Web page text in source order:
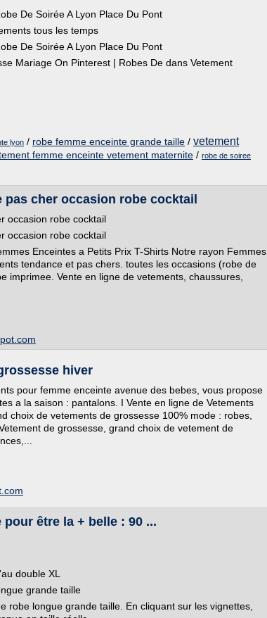
De Soirée A Lyon Place Du Pont
tous les temps
De Soirée A Lyon Place Du Pont
Mariage On Pinterest | Robes De dans Vetement
lyon / robe femme enceinte grande taille / vetement
femme enceinte vetement maternite / robe de soiree
pas cher occasion robe cocktail
occasion robe cocktail
occasion robe cocktail
Enceintes a Petits Prix T-Shirts Notre rayon Femmes
tendance et pas chers. toutes les occasions (robe de
imprimee. Vente en ligne de vetements, chaussures,
hiver
pour femme enceinte avenue des bebes, vous propose
a la saison : pantalons. I Vente en ligne de Vetements
choix de vetements de grossesse 100% mode : robes,
de grossesse, grand choix de vetement de
être la + belle : 90 ...
double XL
grande taille
robe longue grande taille. En cliquant sur les vignettes,